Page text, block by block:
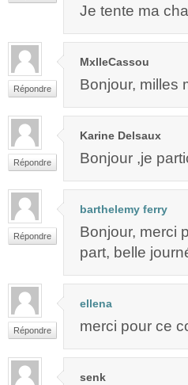
Je tente ma
Répondre
MxlleCassou
Bonjour, milles
Répondre
Karine Delsaux
Bonjour ,je
Répondre
barthelemy ferry
Bonjour, merci
part, belle
Répondre
ellena
merci pour ce
senk